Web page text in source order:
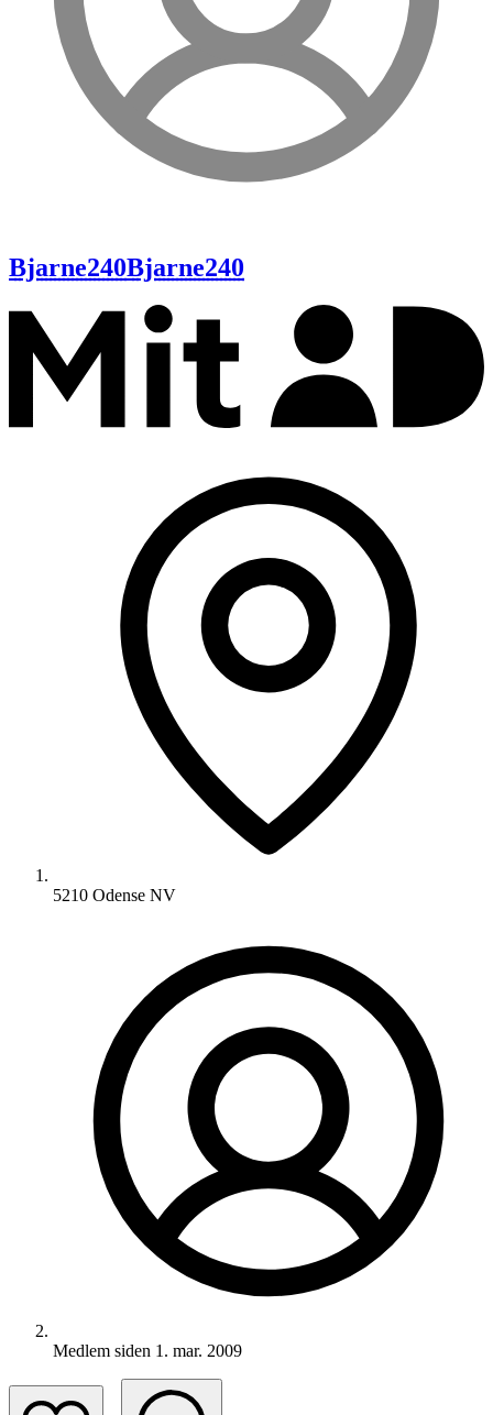
Bjarne240Bjarne240
5210 Odense NV
Medlem siden 1. mar. 2009